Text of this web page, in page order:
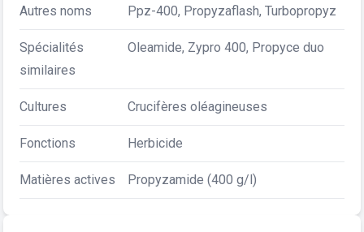
Autres noms Ppz-400, Propyzaflash, Turbopropyz
Spécialités
similaires
Oleamide, Zypro 400, Propyce duo
Cultures Crucifères oléagineuses
Fonctions Herbicide
Matières actives Propyzamide (400 g/l)